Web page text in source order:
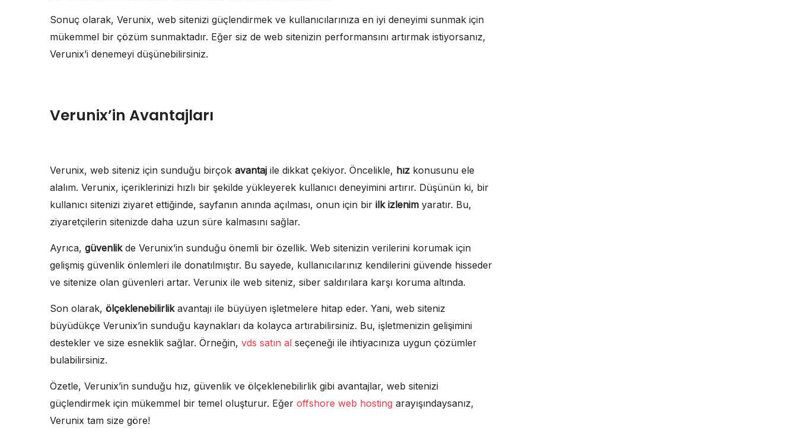
Sonuç olarak, Verunix, web sitenizi güçlendirmek ve kullanıcılarınıza en iyi deneyimi sunmak için
mükemmel bir çözüm sunmaktadır. Eğer siz de web sitenizin performansını artırmak istiyorsanız,
Verunix’i denemeyi düşünebilirsiniz.
Verunix’in Avantajları
Verunix, web siteniz için sunduğu birçok avantaj ile dikkat çekiyor. Öncelikle, hız konusunu ele
alalım. Verunix, içeriklerinizi hızlı bir şekilde yükleyerek kullanıcı deneyimini artırır. Düşünün ki, bir
kullanıcı sitenizi ziyaret ettiğinde, sayfanın anında açılması, onun için bir ilk izlenim yaratır. Bu,
ziyaretçilerin sitenizde daha uzun süre kalmasını sağlar.
Ayrıca, güvenlikde Verunix’in sunduğu önemli bir özellik. Web sitenizin verilerini korumak için
gelişmiş güvenlik önlemleri ile donatılmıştır. Bu sayede, kullanıcılarınız kendilerini güvende hisseder
ve sitenize olan güvenleri artar. Verunix ile web siteniz, siber saldırılara karşı koruma altında.
Son olarak, ölçeklenebilirlikavantajı ile büyüyen işletmelere hitap eder. Yani, web siteniz
büyüdükçe Verunix’in sunduğu kaynakları da kolayca artırabilirsiniz. Bu, işletmenizin gelişimini
destekler ve size esneklik sağlar. Örneğin, vds satın al seçeneği ile ihtiyacınıza uygun çözümler
bulabilirsiniz.
Özetle, Verunix’in sunduğu hız, güvenlik ve ölçeklenebilirlik gibi avantajlar, web sitenizi
güçlendirmek için mükemmel bir temel oluşturur. Eğer offshore web hosting arayışındaysanız,
Verunix tam size göre!